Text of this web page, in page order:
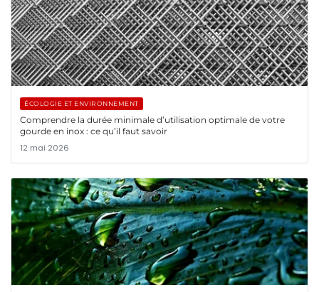
ÉCOLOGIE ET ENVIRONNEMENT
Comprendre la durée minimale d’utilisation optimale de votre
gourde en inox : ce qu’il faut savoir
12 mai 2026